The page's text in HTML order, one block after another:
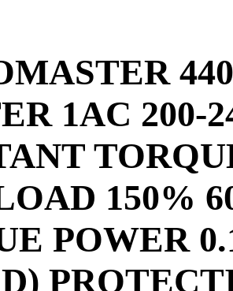
1AC 200-
150%
POWER